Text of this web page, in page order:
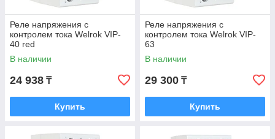
Реле напряжения с
контролем тока Welrok VIP-
40 red
В наличии
24 938 ₸
Купить
Реле напряжения с
контролем тока Welrok VIP-
63
В наличии
29 300 ₸
Купить